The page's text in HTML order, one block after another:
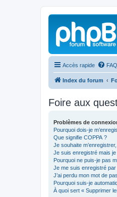
Accès rapide FAQ
Index du forum
Foire aux
Problèmes de
Pourquoi dois-je
Que signifie COPPA ?
Je souhaite
Je suis enregistré mais
Pourquoi ne puis-je pas
Je me suis enregistré
J’ai perdu mon mot de
Pourquoi suis-je
À quoi sert « Supprimer